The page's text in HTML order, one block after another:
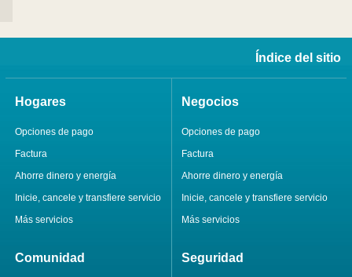
Índice del sitio
Hogares
Opciones de pago
Factura
Ahorre dinero y energía
Inicie, cancele y transfiere servicio
Más servicios
Negocios
Opciones de pago
Factura
Ahorre dinero y energía
Inicie, cancele y transfiere servicio
Más servicios
Comunidad Seguridad